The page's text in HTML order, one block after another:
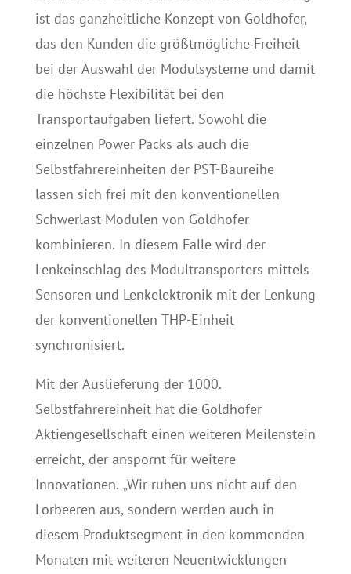
ist das ganzheitliche Konzept von Goldhofer,
das den Kunden die größtmögliche Freiheit
bei der Auswahl der Modulsysteme und damit
die höchste Flexibilität bei den
Transportaufgaben liefert. Sowohl die
einzelnen Power Packs als auch die
Selbstfahrereinheiten der PST-Baureihe
lassen sich frei mit den konventionellen
Schwerlast-Modulen von Goldhofer
kombinieren. In diesem Falle wird der
Lenkeinschlag des Modultransporters mittels
Sensoren und Lenkelektronik mit der Lenkung
der konventionellen THP-Einheit
synchronisiert.
Mit der Auslieferung der 1000.
Selbstfahrereinheit hat die Goldhofer
Aktiengesellschaft einen weiteren Meilenstein
erreicht, der anspornt für weitere
Innovationen. „Wir ruhen uns nicht auf den
Lorbeeren aus, sondern werden auch in
diesem Produktsegment in den kommenden
Monaten mit weiteren Neuentwicklungen